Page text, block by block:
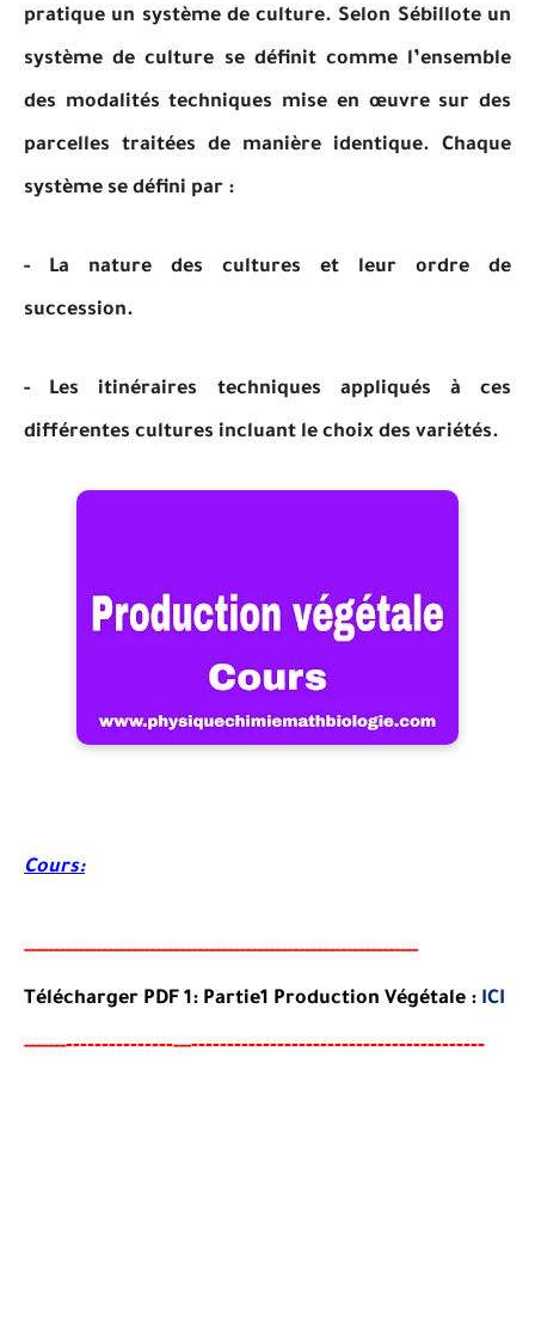
pratique un système de culture. Selon Sébillote un
système de culture se définit comme l’ensemble
des modalités techniques mise en œuvre sur des
parcelles traitées de manière identique. Chaque
système se défini par :
- La nature des cultures et leur ordre de
succession.
- Les itinéraires techniques appliqués à ces
différentes cultures incluant le choix des variétés.
Cours:
------------------------------------------------------------------
Télécharger PDF 1: Partie1 Production Végétale : ICI
------------------------------------------------------------------